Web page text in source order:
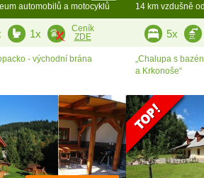
automobilů a motocyklů
1x
Ceník
ZDE
- východní brána
14 km vzdušně
5x
„Chalupa s
a Krkonoše“